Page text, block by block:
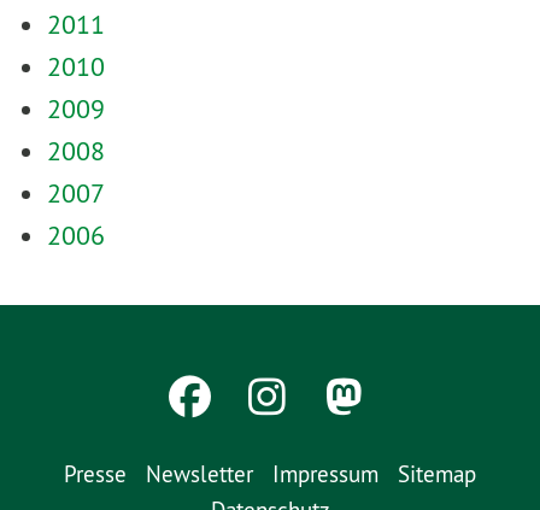
2011
2010
2009
2008
2007
2006
Presse Newsletter Impressum
Sitemap